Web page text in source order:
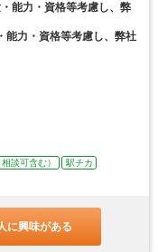
能力・資格等考慮し、弊
能力・資格等考慮し、弊社
談可含む）
駅チカ
に興味がある